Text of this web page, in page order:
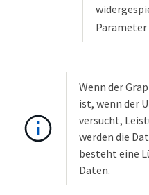
Parameter
Wenn der
ist, wenn der
versucht,
werden die
besteht eine
Daten.